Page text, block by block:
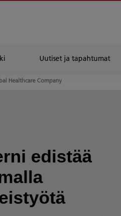
Uutiset ja tapahtumat
Healthcare Company
edistää